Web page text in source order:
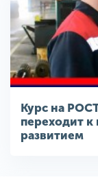
Курс на
переходит
развитием